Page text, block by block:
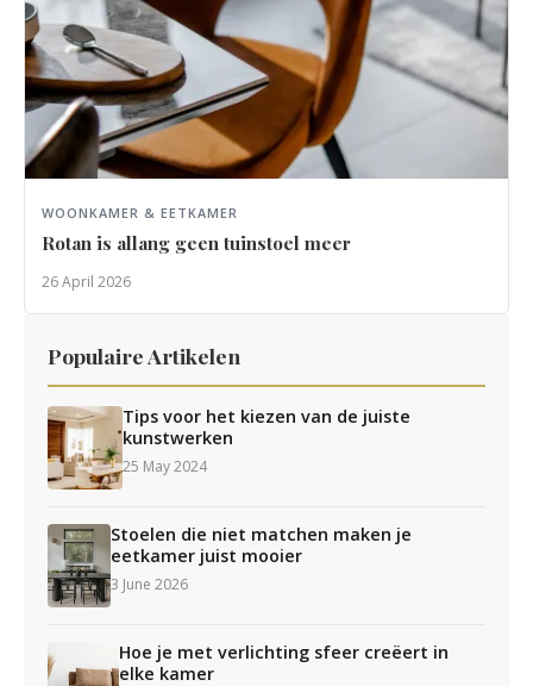
WOONKAMER & EETKAMER
Rotan is allang geen tuinstoel meer
26 April 2026
Populaire Artikelen
Tips voor het kiezen van de juiste
kunstwerken
25 May 2024
Stoelen die niet matchen maken je
eetkamer juist mooier
3 June 2026
Hoe je met verlichting sfeer creëert in
elke kamer